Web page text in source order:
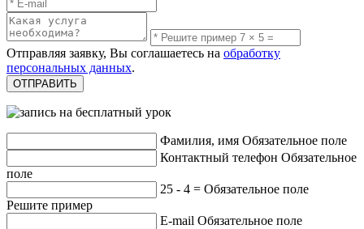
Отправляя заявку, Вы соглашаетесь на обработку
персональных данных.
Фамилия, имя Обязательное поле
Контактный телефон Обязательное
поле
25 - 4 = Обязательное поле
Решите пример
E-mail Обязательное поле